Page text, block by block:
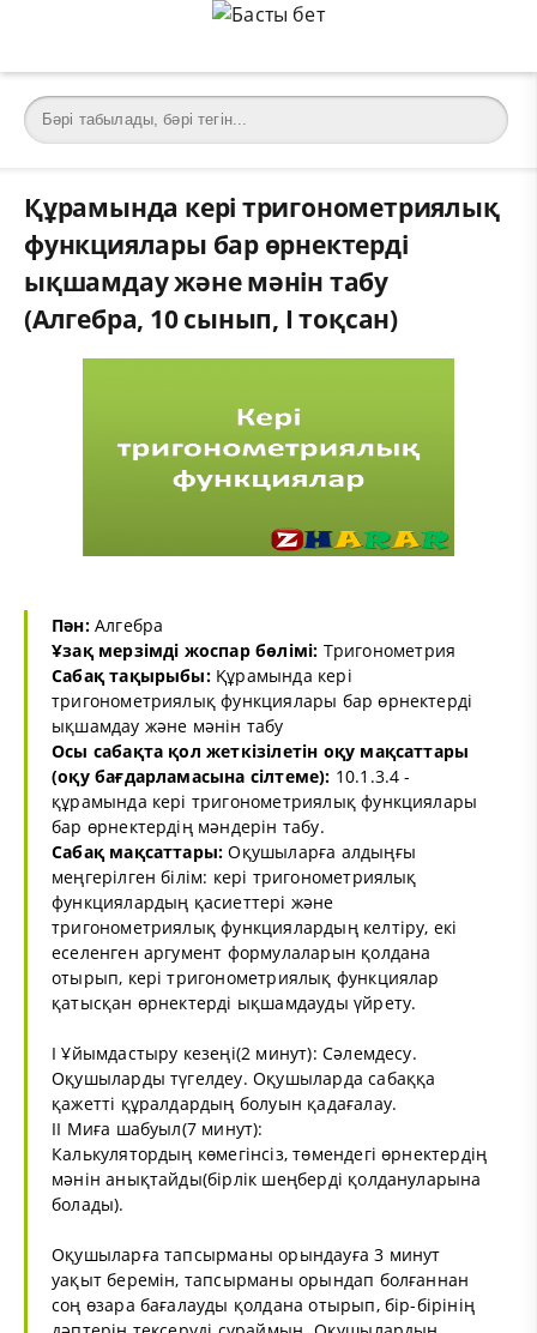
Құрамында кері тригонометриялық
функциялары бар өрнектерді
ықшамдау және мәнін табу
(Алгебра, 10 сынып, I тоқсан)
Пән:Алгебра
Ұзақ мерзімді жоспар бөлімі: Тригонометрия
Сабақ тақырыбы:Құрамында кері
тригонометриялық функциялары бар өрнектерді
ықшамдау және мәнін табу
Осы сабақта қол жеткізілетін оқу мақсаттары
(оқу бағдарламасына сілтеме): 10.1.3.4 -
құрамында кері тригонометриялық функциялары
бар өрнектердің мәндерін табу.
Сабақ мақсаттары: Оқушыларға алдыңғы
меңгерілген білім: кері тригонометриялық
функциялардың қасиеттері және
тригонометриялық функциялардың келтіру, екі
еселенген аргумент формулаларын қолдана
отырып, кері тригонометриялық функциялар
қатысқан өрнектерді ықшамдауды үйрету.
I Ұйымдастыру кезеңі(2 минут): Сәлемдесу.
Оқушыларды түгелдеу. Оқушыларда сабаққа
қажетті құралдардың болуын қадағалау.
II Миға шабуыл(7 минут):
Калькулятордың көмегінсіз, төмендегі өрнектердің
мәнін анықтайды(бірлік шеңберді қолдануларына
болады).
Оқушыларға тапсырманы орындауға 3 минут
уақыт беремін, тапсырманы орындап болғаннан
соң өзара бағалауды қолдана отырып, бір-бірінің